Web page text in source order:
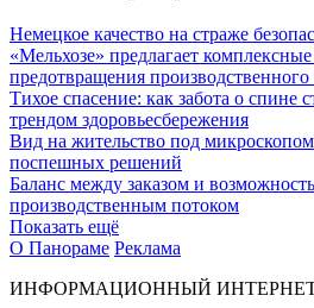
Немецкое качество на страже
«Мельхозе» предлагает
предотвращения производственного
Тихое спасение: как забота о спине
трендом здоровьесбережения
Вид на жительство под
поспешных решений
Баланс между заказом и
производственным потоком
Показать ещё
О Панораме Реклама
ИНФОРМАЦИОННЫЙ